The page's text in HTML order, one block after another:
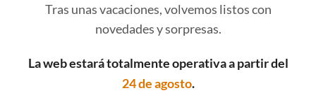
Tras unas vacaciones, volvemos listos con
novedades y sorpresas.
La web estará totalmente operativa a partir del
24 de agosto.